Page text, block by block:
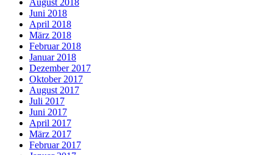
August 2018
Juni 2018
April 2018
März 2018
Februar 2018
Januar 2018
Dezember 2017
Oktober 2017
August 2017
Juli 2017
Juni 2017
April 2017
März 2017
Februar 2017